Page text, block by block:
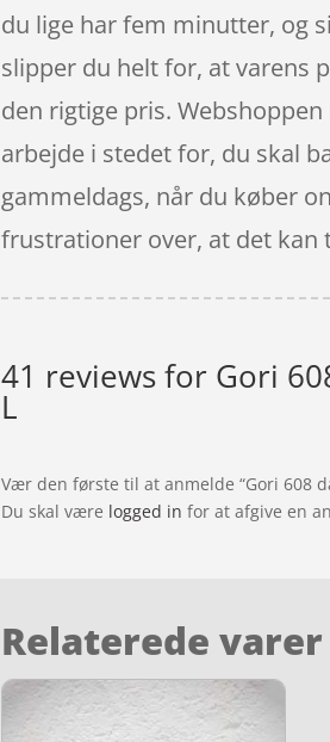
du lige har fem minutter, og
slipper du helt for, at varens
den rigtige pris.
arbejde i stedet for, du skal
gammeldags, når du køber
frustrationer over, at det kan
41 reviews for Gori
L
Vær den første til at anmelde “Gori 608
Du skal være logged in for at afgive en
Relaterede varer